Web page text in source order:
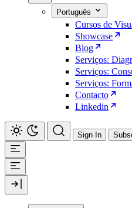
Português
Cursos de
Showcase
Blog
Serviços:
Serviços:
Serviços:
Contacto
Linkedin
Sign In